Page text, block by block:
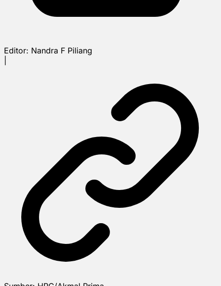
Editor: Nandra F Piliang